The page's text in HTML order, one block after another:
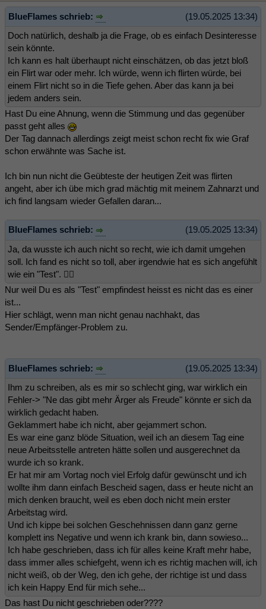
(19.05.2025 13:34)
BlueFlames schrieb:
Doch natürlich, deshalb ja die Frage, ob es einfach Desinteresse
sein könnte.
Ich kann es halt überhaupt nicht einschätzen, ob das jetzt bloß
ein Flirt war oder mehr. Ich würde, wenn ich flirten würde, bei
einem Flirt nicht so in die Tiefe gehen. Aber das kann ja bei
jedem anders sein.
Hast Du eine Ahnung, wenn die Stimmung und das gegenüber
passt geht alles
Der Tag dannach allerdings zeigt meist schon recht fix wie Graf
schon erwähnte was Sache ist.
Ich bin nun nicht die Geübteste der heutigen Zeit was flirten
angeht, aber ich übe mich grad mächtig mit meinem Zahnarzt und
ich find langsam wieder Gefallen daran...
(19.05.2025 13:34)
BlueFlames schrieb:
Ja, da wusste ich auch nicht so recht, wie ich damit umgehen
soll. Ich fand es nicht so toll, aber irgendwie hat es sich angefühlt
wie ein "Test". 🤷‍♀️
Nur weil Du es als "Test" empfindest heisst es nicht das es einer
ist...
Hier schlägt, wenn man nicht genau nachhakt, das
Sender/Empfänger-Problem zu.
(19.05.2025 13:34)
BlueFlames schrieb:
Ihm zu schreiben, als es mir so schlecht ging, war wirklich ein
Fehler-> "Ne das gibt mehr Ärger als Freude" könnte er sich da
wirklich gedacht haben.
Geklammert habe ich nicht, aber gejammert schon.
Es war eine ganz blöde Situation, weil ich an diesem Tag eine
neue Arbeitsstelle antreten hätte sollen und ausgerechnet da
wurde ich so krank.
Er hat mir am Vortag noch viel Erfolg dafür gewünscht und ich
wollte ihm dann einfach Bescheid sagen, dass er heute nicht an
mich denken braucht, weil es eben doch nicht mein erster
Arbeitstag wird.
Und ich kippe bei solchen Geschehnissen dann ganz gerne
komplett ins Negative und wenn ich krank bin, dann sowieso...
Ich habe geschrieben, dass ich für alles keine Kraft mehr habe,
dass immer alles schiefgeht, wenn ich es richtig machen will, ich
nicht weiß, ob der Weg, den ich gehe, der richtige ist und dass
ich kein Happy End für mich sehe...
Das hast Du nicht geschrieben oder????